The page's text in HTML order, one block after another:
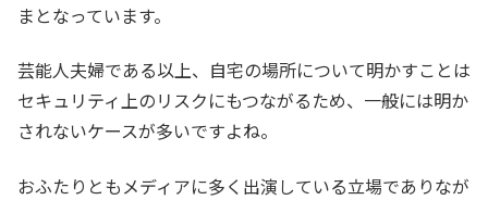
まとなっています。
芸能人夫婦である以上、自宅の場所について明かすことは
セキュリティ上のリスクにもつながるため、一般には明か
されないケースが多いですよね。
おふたりともメディアに多く出演している立場でありなが